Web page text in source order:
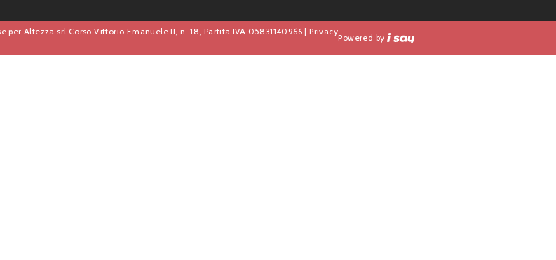
per Altezza srl Corso Vittorio Emanuele II, n. 18, Partita IVA 05831140966 |Privacy
Powered by